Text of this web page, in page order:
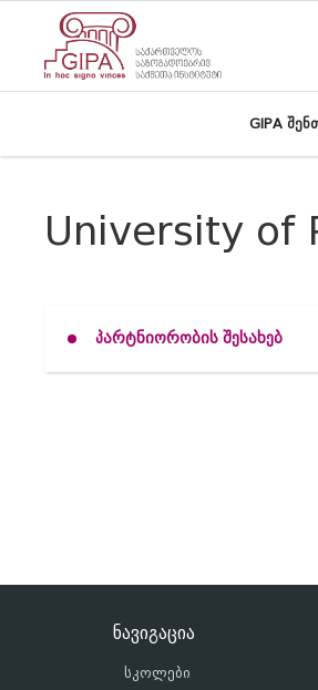
GIPA
University of
პარტნიორობის შესახებ
ნავიგაცია
სკოლები